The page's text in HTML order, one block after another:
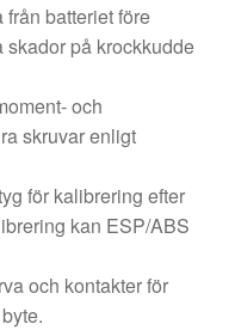
batteriet före
skador på krockkudde
och
skruvar enligt
för kalibrering efter
kan ESP/ABS
och kontakter för